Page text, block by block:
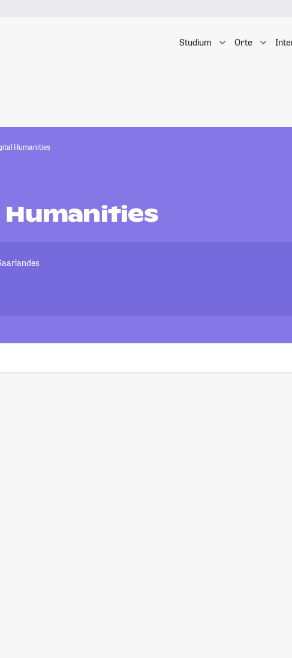
Studium Orte
Humanities